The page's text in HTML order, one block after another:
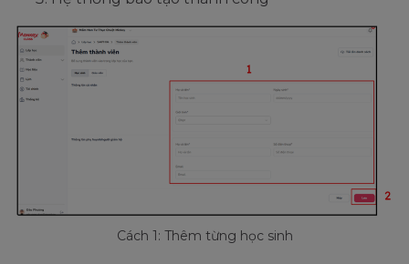
Cách 1: Thêm từng học sinh